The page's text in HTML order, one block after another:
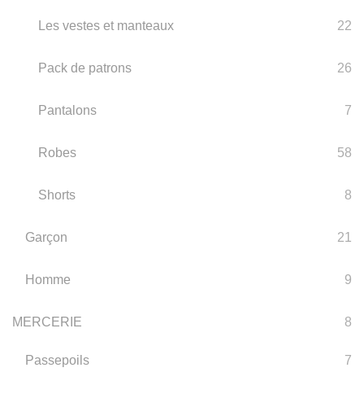
Les vestes et manteaux 22
Pack de patrons 26
Pantalons 7
Robes 58
Shorts 8
Garçon 21
Homme 9
MERCERIE 8
Passepoils 7